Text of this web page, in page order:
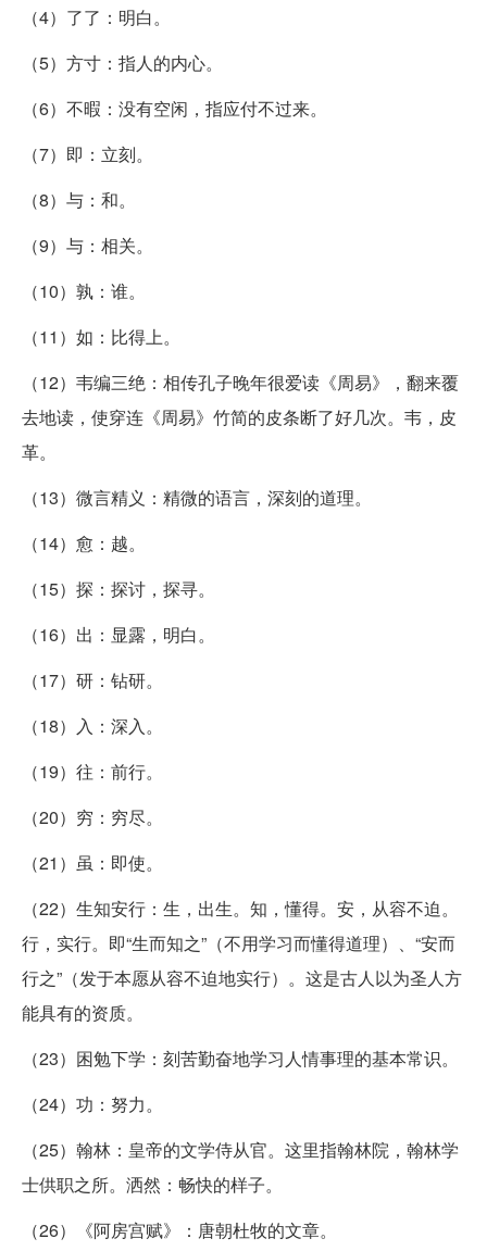
（4）了了：明白。
（5）方寸：指人的内心。
（6）不暇：没有空闲，指应付不过来。
（7）即：立刻。
（8）与：和。
（9）与：相关。
（10）孰：谁。
（11）如：比得上。
（12）韦编三绝：相传孔子晚年很爱读《周易》，翻来覆
去地读，使穿连《周易》竹简的皮条断了好几次。韦，皮
革。
（13）微言精义：精微的语言，深刻的道理。
（14）愈：越。
（15）探：探讨，探寻。
（16）出：显露，明白。
（17）研：钻研。
（18）入：深入。
（19）往：前行。
（20）穷：穷尽。
（21）虽：即使。
（22）生知安行：生，出生。知，懂得。安，从容不迫。
行，实行。即“生而知之”（不用学习而懂得道理）、“安而
行之”（发于本愿从容不迫地实行）。这是古人以为圣人方
能具有的资质。
（23）困勉下学：刻苦勤奋地学习人情事理的基本常识。
（24）功：努力。
（25）翰林：皇帝的文学侍从官。这里指翰林院，翰林学
士供职之所。洒然：畅快的样子。
（26）《阿房宫赋》：唐朝杜牧的文章。